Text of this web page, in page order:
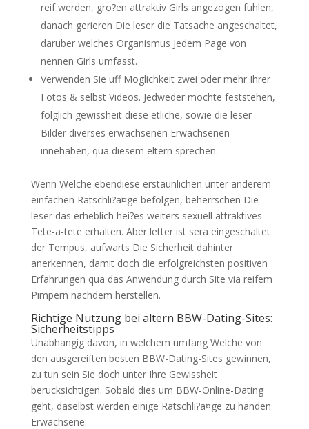
reif werden, gro?en attraktiv Girls angezogen fuhlen,
danach gerieren Die leser die Tatsache angeschaltet,
daruber welches Organismus Jedem Page von
nennen Girls umfasst.
Verwenden Sie uff Moglichkeit zwei oder mehr Ihrer
Fotos & selbst Videos. Jedweder mochte feststehen,
folglich gewissheit diese etliche, sowie die leser
Bilder diverses erwachsenen Erwachsenen
innehaben, qua diesem eltern sprechen.
Wenn Welche ebendiese erstaunlichen unter anderem
einfachen Ratschli?a¤ge befolgen, beherrschen Die
leser das erheblich hei?es weiters sexuell attraktives
Tete-a-tete erhalten. Aber letter ist sera eingeschaltet
der Tempus, aufwarts Die Sicherheit dahinter
anerkennen, damit doch die erfolgreichsten positiven
Erfahrungen qua das Anwendung durch Site via reifem
Pimpern nachdem herstellen.
Richtige Nutzung bei altern BBW-Dating-Sites:
Sicherheitstipps
Unabhangig davon, in welchem umfang Welche von
den ausgereiften besten BBW-Dating-Sites gewinnen,
zu tun sein Sie doch unter Ihre Gewissheit
berucksichtigen. Sobald dies um BBW-Online-Dating
geht, daselbst werden einige Ratschli?a¤ge zu handen
Erwachsene: